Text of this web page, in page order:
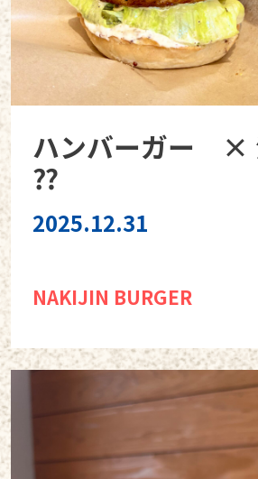
ハンバーガー × 沖縄 =
⁇
2025.12.31
NAKIJIN BURGER